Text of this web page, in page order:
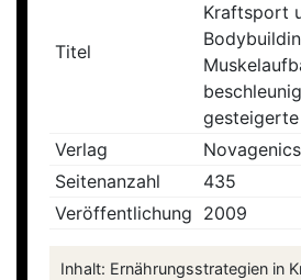
Titel
Kraftsport
Verlag
Novagenics
Seitenanzahl
435
Veröffentlichung 2009
Inhalt: Ernährungsstrategien in